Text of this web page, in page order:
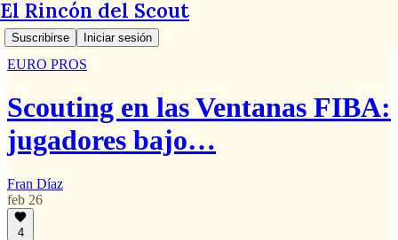
El Rincón del Scout
Suscribirse Iniciar sesión
EURO PROS
Scouting en las Ventanas FIBA:
jugadores bajo…
Fran Díaz
feb 26
4